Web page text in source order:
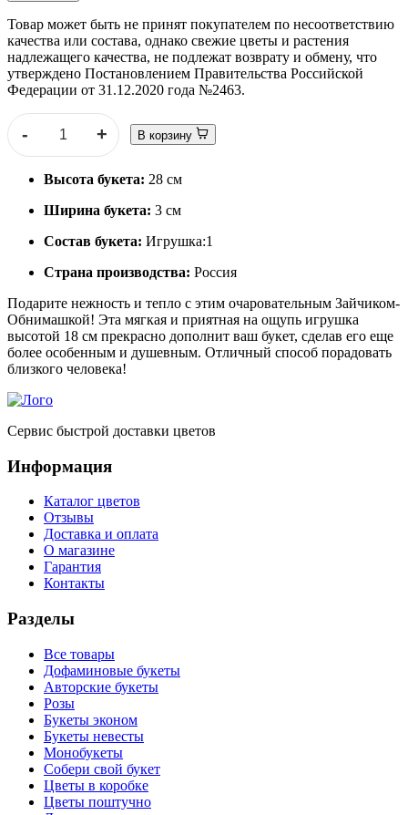
Товар может быть не принят покупателем по несоответствию
качества или состава, однако свежие цветы и растения
надлежащего качества, не подлежат возврату и обмену, что
утверждено Постановлением Правительства Российской
Федерации от 31.12.2020 года №2463.
- + В корзину
Высота букета: 28 см
Ширина букета: 3 см
Состав букета: Игрушка:1
Страна производства: Россия
Подарите нежность и тепло с этим очаровательным Зайчиком-
Обнимашкой! Эта мягкая и приятная на ощупь игрушка
высотой 18 см прекрасно дополнит ваш букет, сделав его еще
более особенным и душевным. Отличный способ порадовать
близкого человека!
Сервис быстрой доставки цветов
Информация
Каталог цветов
Отзывы
Доставка и оплата
О магазине
Гарантия
Контакты
Разделы
Все товары
Дофаминовые букеты
Авторские букеты
Розы
Букеты эконом
Букеты невесты
Монобукеты
Собери свой букет
Цветы в коробке
Цветы поштучно